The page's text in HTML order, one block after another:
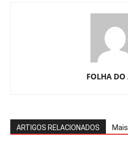
FOLHA DO
ARTIGOS RELACIONADOS